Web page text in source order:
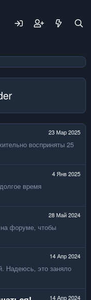
23 Мар 2025
восприняты 25
4 Янв 2025
время
28 Май 2024
на форуме, чтобы
14 Апр 2024
Надеюсь, это заняло
14 Апр 2024